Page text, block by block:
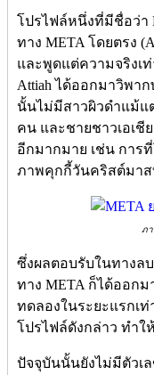
โปรไฟล์หนึ่งที่มีชื่อว่า
ทาง META โดยตรง
และพูดแต่ความจริงเ
Attiah ได้ออกมาวิพา
นั้นไม่มีสาวผิวดำแม้แ
คน และชายชาวเอเชี
อีกมากมาย เช่น การ
ภาพคุกกี้วันคริสต์มา
ภา
ซึ่งผลตอบรับในทางล
ทาง META ก็ได้ออก
ทดลองในระยะแรกเ
โปรไฟล์ดังกล่าว ทำใ
ปัจจุบันนั้นยังไม่มีตัวเ